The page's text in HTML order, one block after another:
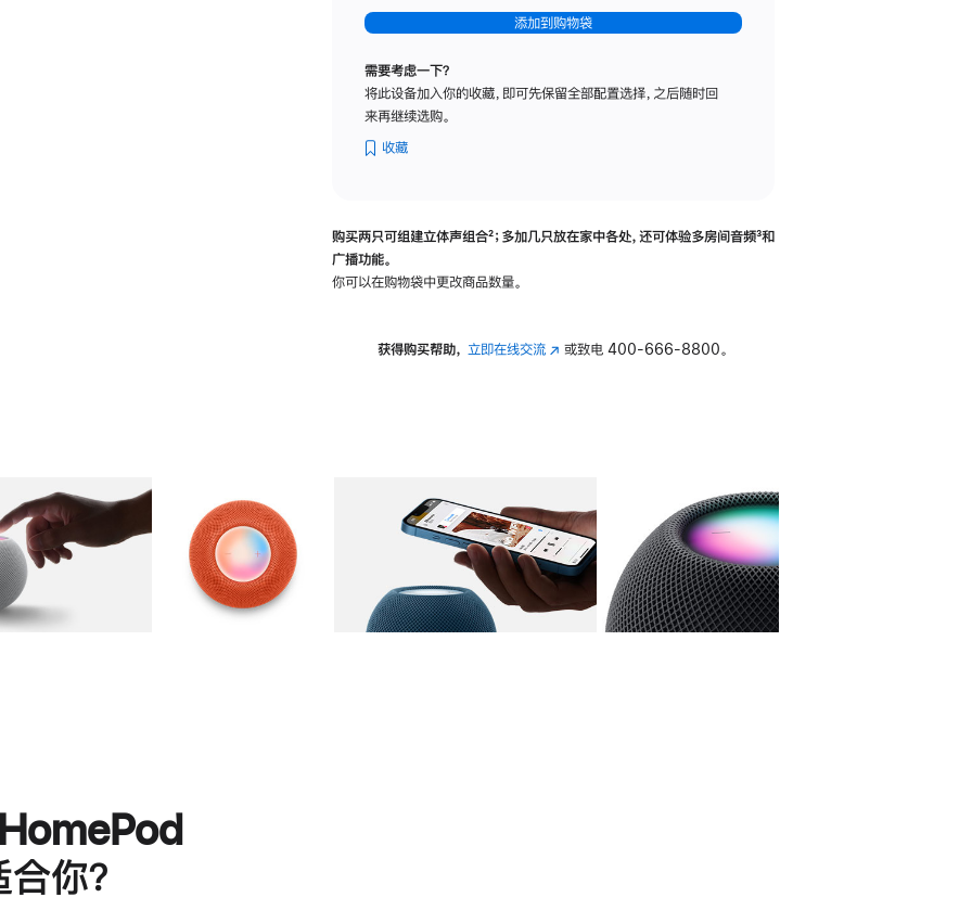
添加到购物袋
需要考虑一下？
将此设备加入你的收藏，即可先保留全部配置选择，之后随时回
来再继续选购。
收藏
购买两只可组建立体声组合脚
²；多加几只放在家中各处，还可体验多‍房‍间音频脚
³和
广播功能。
你可以在购物袋中更改商品数量。
获得购买帮助， 立即在线交流(在 或致电 400-666-8800。
图库 图像 图库 图像 图库 图像 4 图库 图像 5
你？